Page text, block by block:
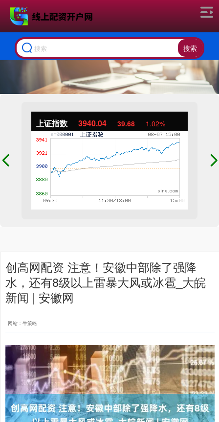
搜索
上证指数 3940.04 39.68 1.02%
创高网配资 注意！ 安徽中部除了强降
水，还有8级以上雷暴大风或冰雹_大皖
新闻 | 安徽网
网站：牛策略